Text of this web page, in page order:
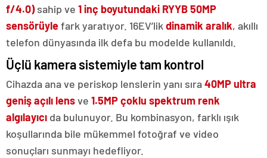
f/4.0)sahip ve 1 inç boyutundaki RYYB 50MP
sensörüylefark yaratıyor. 16EV’lik dinamik aralık, akıllı
telefon dünyasında ilk defa bu modelde kullanıldı.
Üçlü kamera sistemiyle tam kontrol
Cihazda ana ve periskop lenslerin yanı sıra40MP ultra
geniş açılı lensve 1.5MP çoklu spektrum renk
algılayıcı da bulunuyor. Bu kombinasyon, farklı ışık
koşullarında bile mükemmel fotoğraf ve video
sonuçları sunmayı hedefliyor.